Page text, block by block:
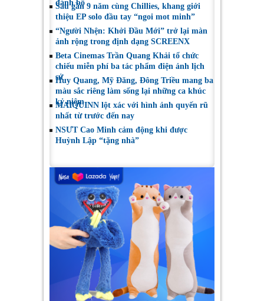
đánh bộ
Sau gần 9 năm cùng Chillies, khang giới
thiệu EP solo đầu tay “ngoi mot minh”
“Người Nhện: Khởi Đầu Mới” trở lại màn
ảnh rộng trong định dạng SCREENX
Beta Cinemas Trần Quang Khải tổ chức
chiếu miễn phí ba tác phẩm điện ảnh lịch
sử
Huy Quang, Mỹ Đăng, Đông Triều mang ba
màu sắc riêng làm sống lại những ca khúc
kỷ niệm
MAIQUINN lột xác với hình ảnh quyến rũ
nhất từ trước đến nay
NSƯT Cao Minh cảm động khi được
Huỳnh Lập “tặng nhà”